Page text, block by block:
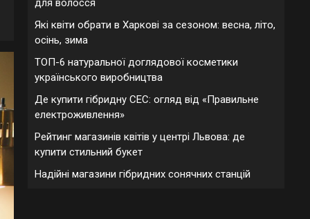
для волосся
Які квіти обрати в Харкові за сезоном: весна, літо,
осінь, зима
ТОП-6 натуральної доглядової косметики
українського виробництва
Де купити гібридну СЕС: огляд від «Правильне
електроживлення»
Рейтинг магазинів квітів у центрі Львова: де
купити стильний букет
Надійні магазини гібридних сонячних станцій